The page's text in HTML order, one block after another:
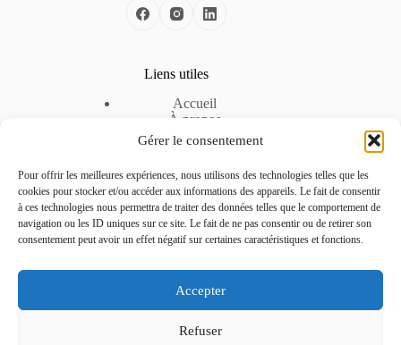
Gérer le consentement
Pour offrir les meilleures expériences, nous utilisons des technologies telles que les
cookies pour stocker et/ou accéder aux informations des appareils. Le fait de consentir
à ces technologies nous permettra de traiter des données telles que le comportement de
navigation ou les ID uniques sur ce site. Le fait de ne pas consentir ou de retirer son
consentement peut avoir un effet négatif sur certaines caractéristiques et fonctions.
Accepter
Refuser
Liens utiles
Accueil
À propos
Nos solutions
Espace Entreprise
Mentions légales
Politique de cookies
Politique de confidentialité
Contactez-nous
04 51 42 22 24
La pépinière d’entreprise – CCI de la Drôme, 3